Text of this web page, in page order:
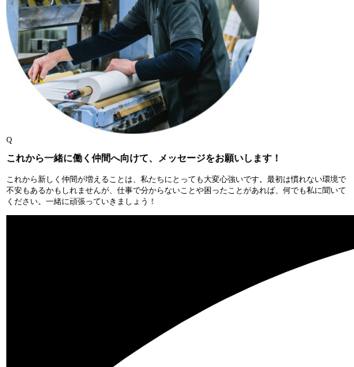
Q
これから一緒に働く仲間へ向けて、メッセージをお願いします！
これから新しく仲間が増えることは、私たちにとっても大変心強いです。最初は慣れない環境で
不安もあるかもしれませんが、仕事で分からないことや困ったことがあれば、何でも私に聞いて
ください。一緒に頑張っていきましょう！